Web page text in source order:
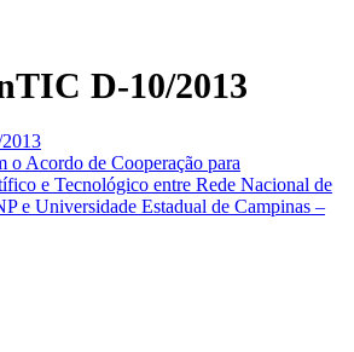
D-10/2013
o Acordo de Cooperação para
e Tecnológico entre Rede Nacional de
e Universidade Estadual de Campinas –